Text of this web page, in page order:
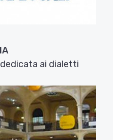
dedicata ai dialetti